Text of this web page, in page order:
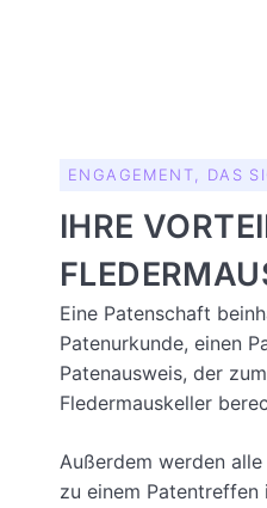
ENGAGEMENT, DAS
IHRE
Eine Patenschaft
Patenurkunde, einen
Patenausweis, der
Fledermauskeller
Außerdem werden
zu einem Patentreffen